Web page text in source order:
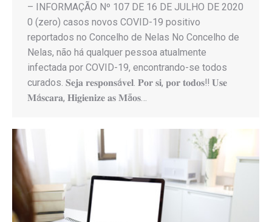
– INFORMAÇÃO Nº 107 DE 16 DE JULHO DE 2020
0 (zero) casos novos COVID-19 positivo
reportados no Concelho de Nelas No Concelho de
Nelas, não há qualquer pessoa atualmente
infectada por COVID-19, encontrando-se todos
curados. 𝐒𝐞𝐣𝐚 𝐫𝐞𝐬𝐩𝐨𝐧𝐬á𝐯𝐞𝐥. 𝐏𝐨𝐫 𝐬𝐢, 𝐩𝐨𝐫 𝐭𝐨𝐝𝐨𝐬‼️ 𝐔𝐬𝐞
𝐌á𝐬𝐜𝐚𝐫𝐚, 𝐇𝐢𝐠𝐢𝐞𝐧𝐢𝐳𝐞 𝐚𝐬 𝐌ã𝐨𝐬…